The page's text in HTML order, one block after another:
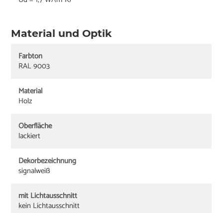
Material und Optik
Farbton
RAL 9003
Material
Holz
Oberfläche
lackiert
Dekorbezeichnung
signalweiß
mit Lichtausschnitt
kein Lichtausschnitt